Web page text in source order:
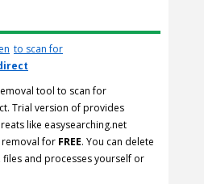
to scan for
tool to scan for
Trial version of provides
like easysearching.net
removal for FREE. You can delete
and processes yourself or